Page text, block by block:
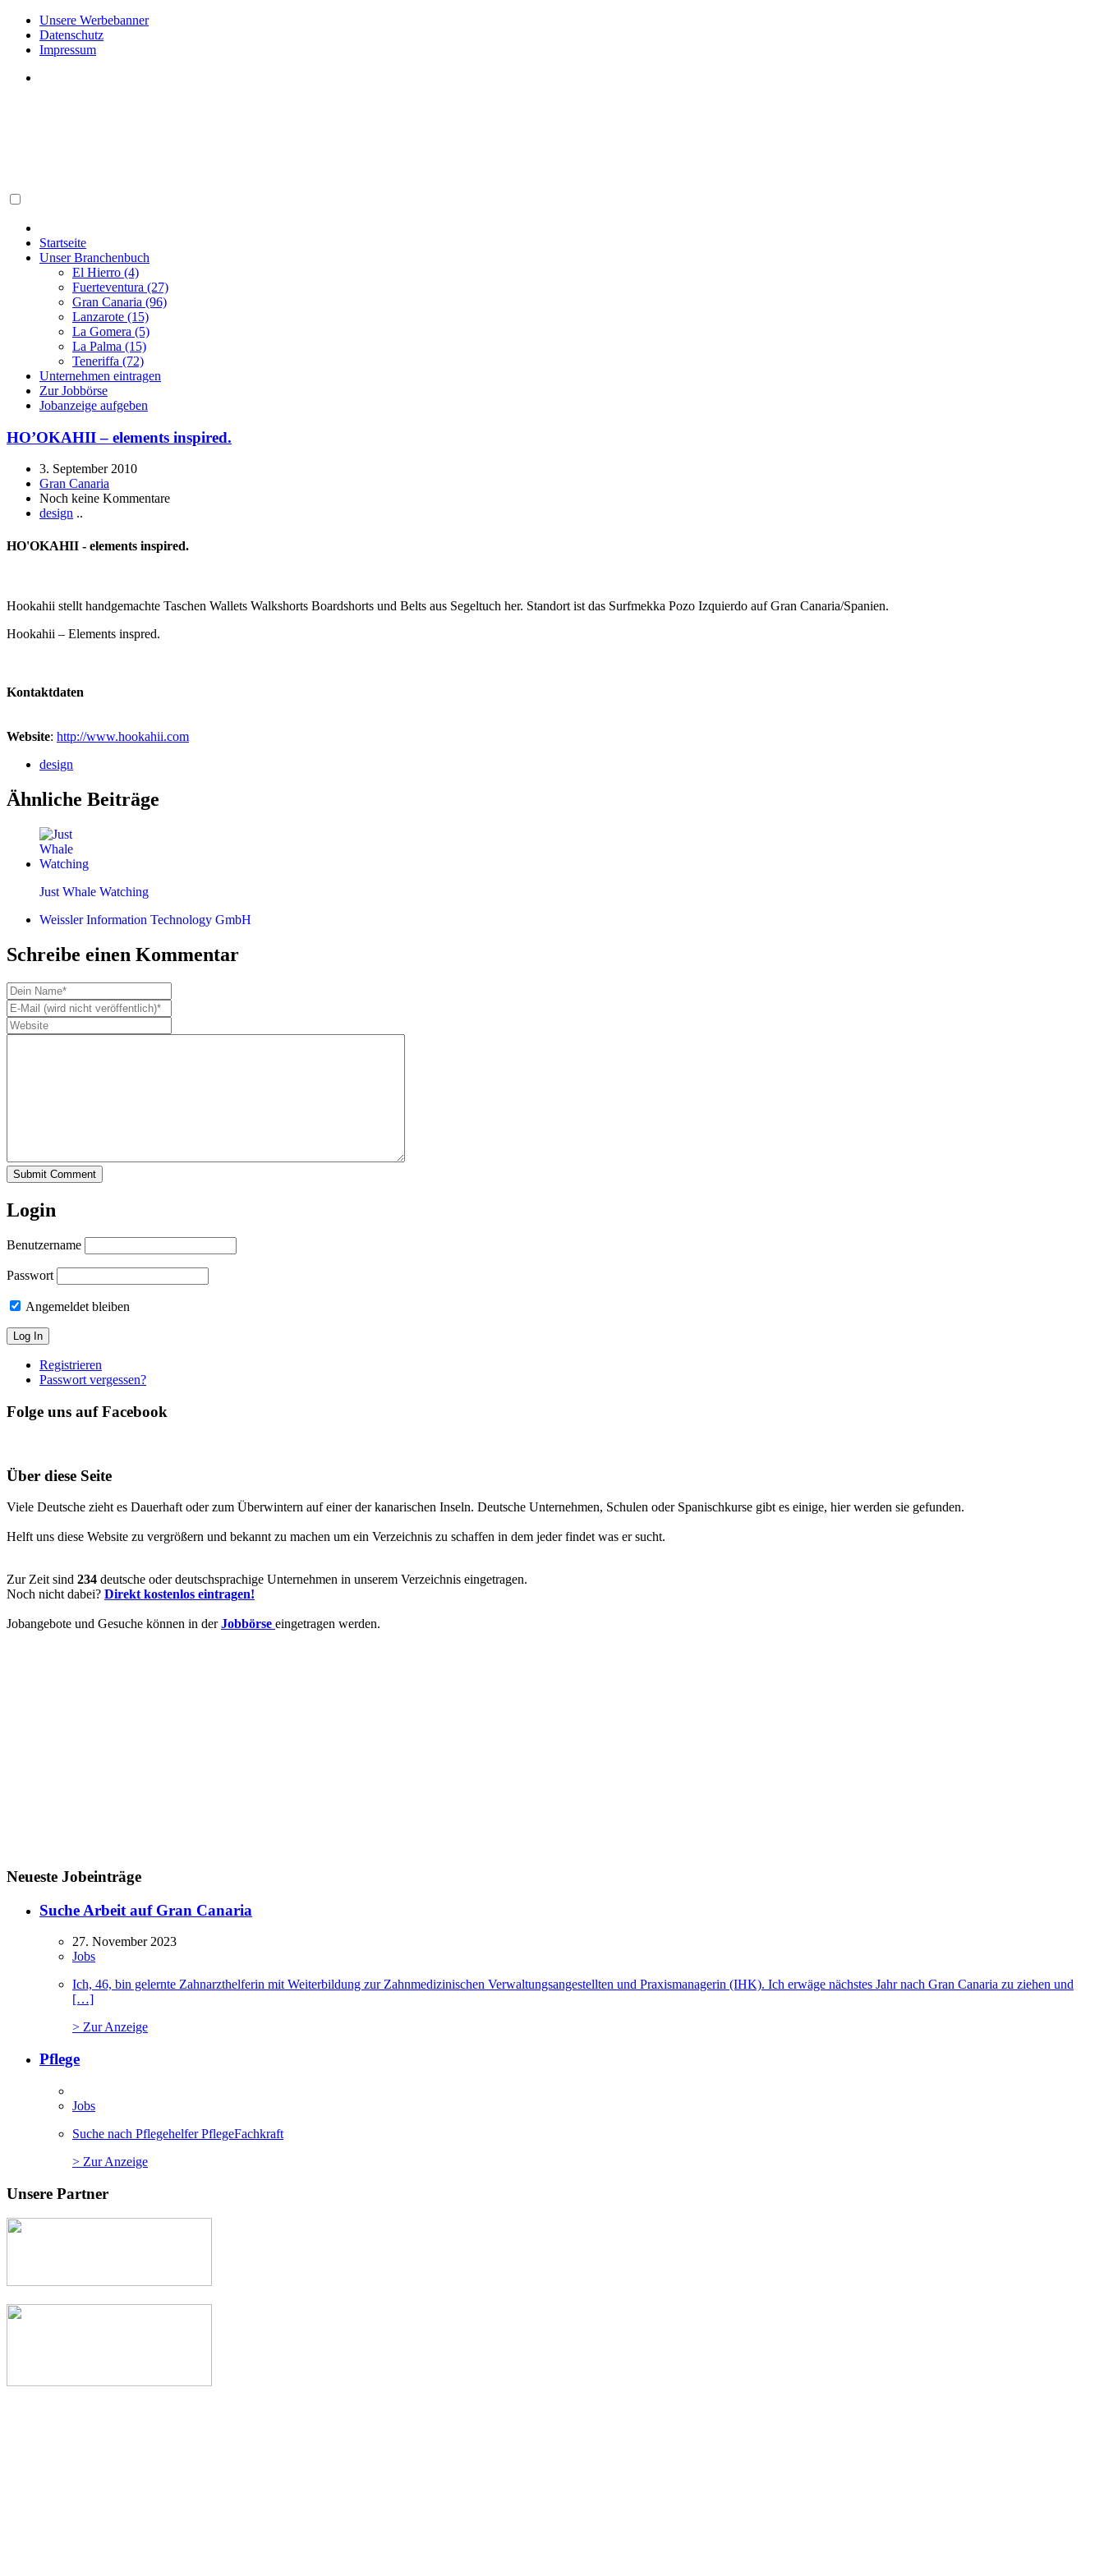
Unsere Werbebanner
Datenschutz
Impressum
Startseite
Unser Branchenbuch
El Hierro (4)
Fuerteventura (27)
Gran Canaria (96)
Lanzarote (15)
La Gomera (5)
La Palma (15)
Teneriffa (72)
Unternehmen eintragen
Zur Jobbörse
Jobanzeige aufgeben
HO’OKAHII – elements inspired.
3. September 2010
Gran Canaria
Noch keine Kommentare
design ..
HO'OKAHII - elements inspired.
Hookahii stellt handgemachte Taschen Wallets Walkshorts Boardshorts und Belts aus Segeltuch her. Standort ist das Surfmekka Pozo Izquierdo auf Gran Canaria/Spanien.
Hookahii – Elements inspred.
Kontaktdaten
Website: http://www.hookahii.com
design
Ähnliche Beiträge
Just Whale Watching
Weissler Information Technology GmbH
Schreibe einen Kommentar
Submit Comment
Login
Benutzername
Passwort
Angemeldet bleiben
Registrieren
Passwort vergessen?
Folge uns auf Facebook
Über diese Seite
Viele Deutsche zieht es Dauerhaft oder zum Überwintern auf einer der kanarischen Inseln. Deutsche Unternehmen, Schulen oder Spanischkurse gibt es einige, hier werden sie gefunden.
Helft uns diese Website zu vergrößern und bekannt zu machen um ein Verzeichnis zu schaffen in dem jeder findet was er sucht.
Zur Zeit sind 234 deutsche oder deutschsprachige Unternehmen in unserem Verzeichnis eingetragen.
Noch nicht dabei? Direkt kostenlos eintragen!
Jobangebote und Gesuche können in derJobbörse eingetragen werden.
Neueste Jobeinträge
Suche Arbeit auf Gran Canaria
27. November 2023
Jobs
Ich, 46, bin gelernte Zahnarzthelferin mit Weiterbildung zur Zahnmedizinischen Verwaltungsangestellten und Praxismanagerin (IHK). Ich erwäge nächstes Jahr nach Gran Canaria zu ziehen und
[…]
> Zur Anzeige
Pflege
Jobs
Suche nach Pflegehelfer PflegeFachkraft
> Zur Anzeige
Unsere Partner